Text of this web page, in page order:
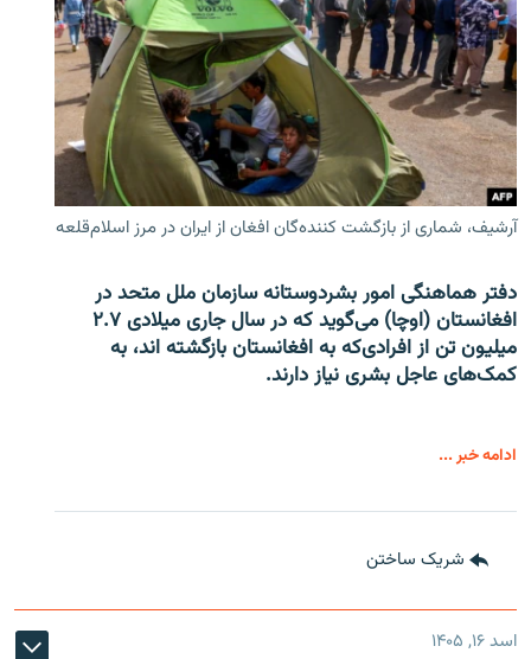
آرشیف، شماری از بازگشت کننده‌گان افغان از ایران در مرز اسلام‌قلعه
دفتر هماهنگی امور بشردوستانه سازمان ملل متحد در
افغانستان (اوچا) می‌گوید که در سال جاری میلادی ۲.۷
میلیون تن از افرادی‌که به افغانستان بازگشته اند، به
کمک‌های عاجل بشری نیاز دارند.
ادامه خبر ...
شریک ساختن
اسد ۱۶, ۱۴۰۵